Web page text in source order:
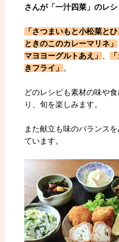
さんが「一汁四菜」のレシ
「さつまいもと小松菜とひ
ときのこのカレーマリネ」
マヨヨーグルトあえ」
きフライ」 。
どのレシピも素材の味や
り、旬を楽しみます。
また献立も味のバランス
ています。